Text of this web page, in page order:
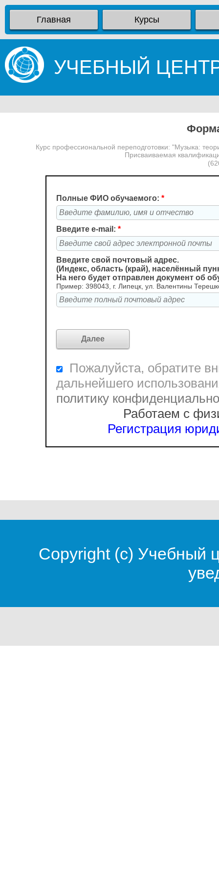
Главная Курсы
УЧЕБНЫЙ
Курс профессиональной переподготовки: "Музыка:
Присваиваемая
Полные ФИО обучаемого: *
Введите e-mail: *
Введите свой почтовый адрес.
(Индекс, область (край), населённый
На него будет отправлен документ об
Пример: 398043, г. Липецк, ул. Валентины
Пожалуйста, обратите
дальнейшего
политику
Работаем с
Регистрация
Copyright (c) Учебный